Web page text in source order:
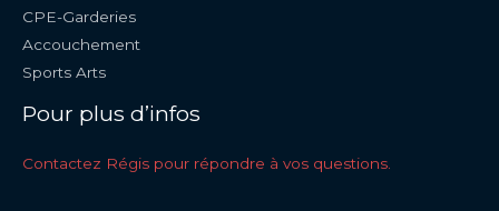
CPE-Garderies
Accouchement
Sports Arts
Pour plus d’infos
Contactez Régis pour répondre à vos questions.